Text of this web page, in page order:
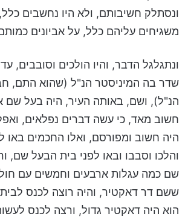
ונסתלק חשיבותם, ולא היו נחשבים כלל,
משגיחים עליהם כלל, על אביונים
ונתגלגל הדבר, והיו הולכים וסובבים,
שדר בה המיניסטר הנ"ל (שהוא התם,
הנ"ל), ושם, באותה העיר, היה בעל שם
חשוב מאד, כי עשה דברים נפלאים,
היה חשוב ומפורסם, ואלו החכמים באו
והלכו וסבבו ובאו לפני בית הבעל שם,
שם כמה עגלות ארבעים וחמשים עם
ששם דר דאקטיר, והיה רוצה לכנס
הוא היה דאקטיר גדול, ורצה לכנס